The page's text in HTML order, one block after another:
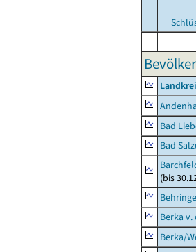
Bad
Bad
(bis
Berka v.
Berka/